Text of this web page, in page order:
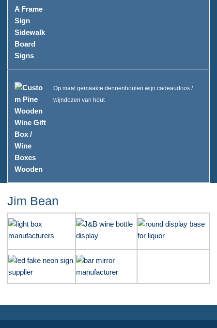
Op maat gemaakte dennenhouten wijn cadeaudoos /
wijndozen van hout
Jim Bean